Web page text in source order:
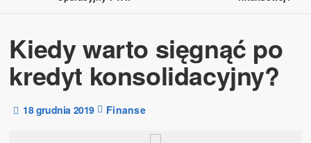
Kiedy warto sięgnąć po
kredyt konsolidacyjny?
18 grudnia 2019 Finanse